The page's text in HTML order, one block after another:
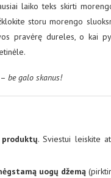
laiko teks skirti
storu morengo
pravėrę dureles, o kai
be galo skanus!
. Sviestui leiskite
uogų džemą